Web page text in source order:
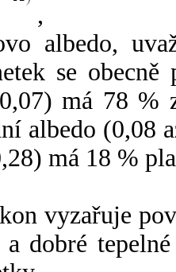
,
albedo,
se
má 78 %
albedo (0,08
má 18 %
vyzařuje
dobré